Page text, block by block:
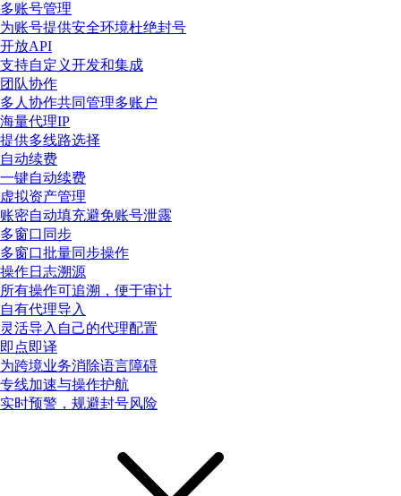
多账号管理
为账号提供安全环境杜绝封号
开放API
支持自定义开发和集成
团队协作
多人协作共同管理多账户
海量代理IP
提供多线路选择
自动续费
一键自动续费
虚拟资产管理
账密自动填充避免账号泄露
多窗口同步
多窗口批量同步操作
操作日志溯源
所有操作可追溯，便于审计
自有代理导入
灵活导入自己的代理配置
即点即译
为跨境业务消除语言障碍
专线加速与操作护航
实时预警，规避封号风险